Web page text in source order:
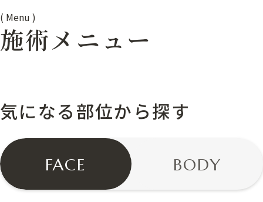
( Menu )
施術メニュー
気になる部位から探す
FACE BODY